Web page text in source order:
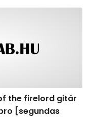
the firelord gitár
[segundas